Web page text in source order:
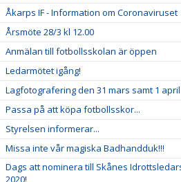
Åkarps IF - Information om Coronaviruset
Årsmöte 28/3 kl 12.00
Anmälan till fotbollsskolan är öppen
Ledarmötet igång!
Lagfotografering den 31 mars samt 1 april
Passa på att köpa fotbollsskor...
Styrelsen informerar...
Missa inte vår magiska Badhandduk!!!
Dags att nominera till Skånes
2020!